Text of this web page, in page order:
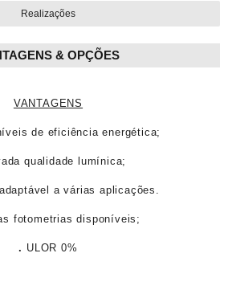
Realizações
& OPÇÕES
VANTAGENS
de eficiência energética;
qualidade lumínica;
a várias aplicações.
fotometrias disponíveis;
. ULOR 0%